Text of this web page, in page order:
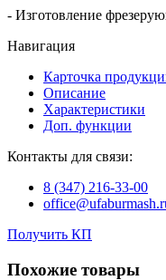
- Изготовление
Навигация
Карточка
Описание
Характеристики
Доп. функции
Контакты для связи:
8 (347) 216‑33‑00
Получить КП
Похожие товары